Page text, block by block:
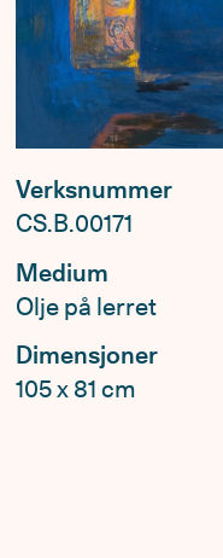
Verksnummer
CS.B.00171
Medium
Olje på lerret
Dimensjoner
105 x 81 cm